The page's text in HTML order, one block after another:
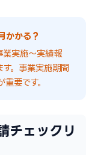
かかる？
業実施〜実績報
す。事業実施期間
要です。
チェックリ